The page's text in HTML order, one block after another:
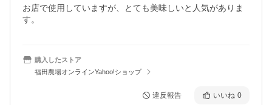
お店で使用していますが、とても美味しいと人気がありま
す。
購入したストア
福田農場オンラインYahoo!ショップ
違反報告 いいね 0